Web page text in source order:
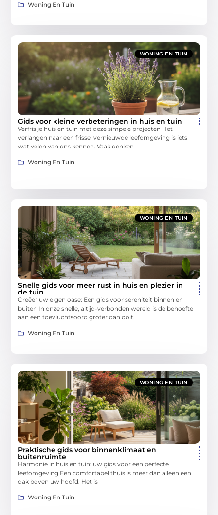
Woning En Tuin
WONING EN TUIN
Gids voor kleine verbeteringen in huis en tuin
Verfris je huis en tuin met deze simpele projecten Het
verlangen naar een frisse, vernieuwde leefomgeving is iets
wat velen van ons kennen. Vaak denken
Woning En Tuin
WONING EN TUIN
Snelle gids voor meer rust in huis en plezier in
de tuin
Creëer uw eigen oase: Een gids voor sereniteit binnen en
buiten In onze snelle, altijd-verbonden wereld is de behoefte
aan een toevluchtsoord groter dan ooit.
Woning En Tuin
WONING EN TUIN
Praktische gids voor binnenklimaat en
buitenruimte
Harmonie in huis en tuin: uw gids voor een perfecte
leefomgeving Een comfortabel thuis is meer dan alleen een
dak boven uw hoofd. Het is
Woning En Tuin